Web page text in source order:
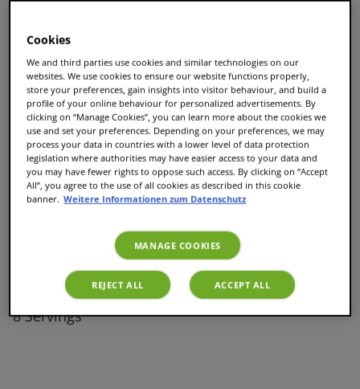
CHF 7.95 Aktuell nicht vorrätig
Benachrichtige mich
8 Servings
Cookies
We and third parties use cookies and similar technologies on our
websites. We use cookies to ensure our website functions properly,
store your preferences, gain insights into visitor behaviour, and build a
profile of your online behaviour for personalized advertisements. By
clicking on “Manage Cookies”, you can learn more about the cookies we
use and set your preferences. Depending on your preferences, we may
process your data in countries with a lower level of data protection
legislation where authorities may have easier access to your data and
you may have fewer rights to oppose such access. By clicking on “Accept
All”, you agree to the use of all cookies as described in this cookie
banner. Weitere Informationen zum Datenschutz
MANAGE COOKIES
REJECT ALL ACCEPT ALL